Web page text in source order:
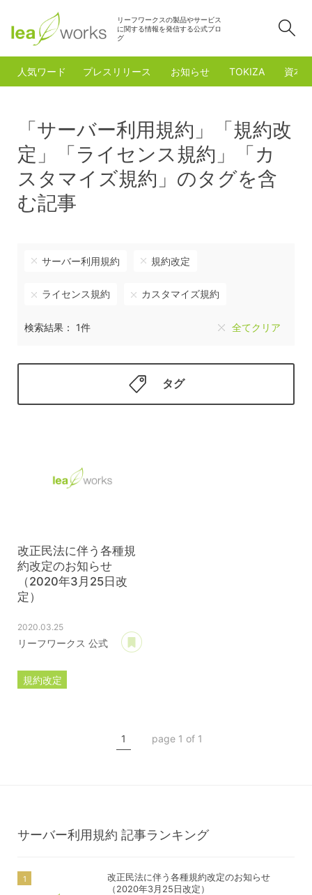
リーフワークスの製品やサービス
に関する情報を発信する公式ブロ
グ
人気ワード プレスリリース お知らせ TOKIZA 資本
「サーバー利用規約」「規約改
定」「ライセンス規約」「カ
スタマイズ規約」のタグを含
む記事
サーバー利用規約 規約改定
ライセンス規約 カスタマイズ規約
検索結果： 1件 全てクリア
タグ
改正民法に伴う各種規
約改定のお知らせ
（2020年3月25日改
定）
2020.03.25
リーフワークス 公式
規約改定
1 page 1 of 1
サーバー利用規約 記事ランキング
改正民法に伴う各種規約改定のお知らせ
（2020年3月25日改定）